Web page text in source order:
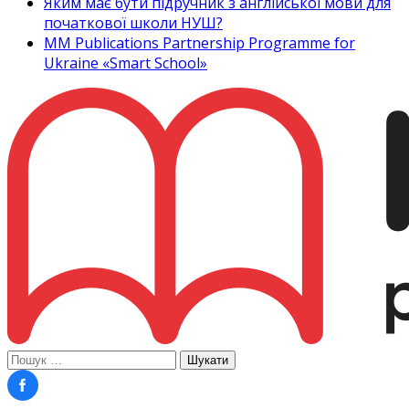
початкової школи НУШ?
MM Publications Partnership Programme for
Ukraine «Smart School»
Пошук: